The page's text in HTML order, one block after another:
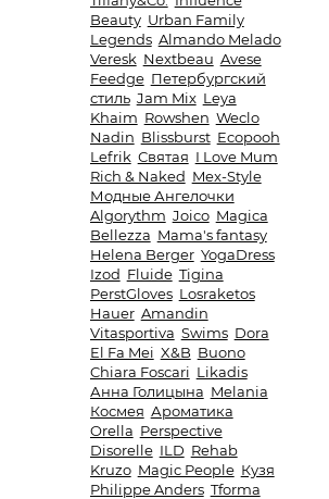
Beauty Urban Family
Legends Almando Melado
Veresk Nextbeau Avese
Feedge Петербургский
стиль Jam Mix Leya
Khaim Rowshen Weclo
Nadin Blissburst Ecopooh
Lefrik Святая I Love Mum
Rich & Naked Mex-Style
Модные Ангелочки
Algorythm Joico Magica
Bellezza Mama's fantasy
Helena Berger YogaDress
Izod Fluide Tigina
PerstGloves Losraketos
Hauer Amandin
Vitasportiva Swims Dora
El Fa Mei X&B Buono
Chiara Foscari Likadis
Анна Голицына Melania
Космея Ароматика
Orella Perspective
Disorelle ILD Rehab
Kruzo Magic People Кузя
Philippe Anders Tforma